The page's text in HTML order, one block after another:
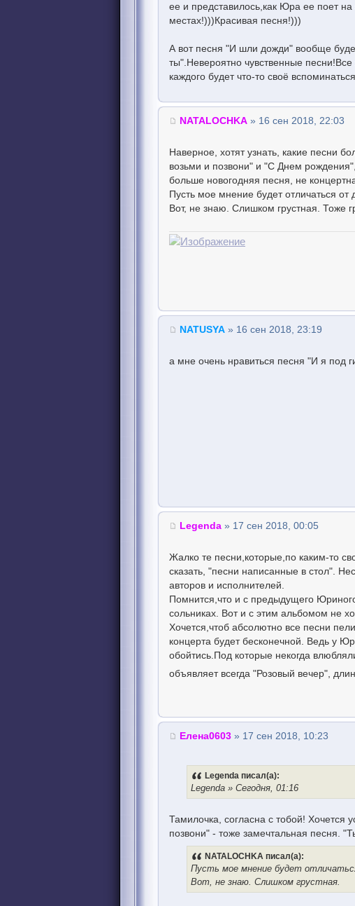
ее и представилось,как Юра ее поет
местах!)))Красивая песня!)))
А вот песня "И шли дожди" вообще
ты".Невероятно чувственные
каждого будет что-то своё вспоминаться.
NATALOCHKA » 16 сен 2018, 22:03
Наверное, хотят узнать, какие песни
возьми и позвони" и "С Днем
больше новогодняя песня, не
Пусть мое мнение будет отличаться
Вот, не знаю. Слишком грустная. Тоже
NATUSYA » 16 сен 2018, 23:19
а мне очень нравиться песня "И я под
Legenda » 17 сен 2018, 00:05
Жалко те песни,которые,по каким-то
сказать, "песни написанные в стол".
авторов и исполнителей.
Помнится,что и с предыдущего
сольниках. Вот и с этим альбомом не
Хочется,чтоб абсолютно все песни
концерта будет бесконечной. Ведь у
обойтись.Под которые некогда
объявляет всегда "Розовый вечер",
Елена0603 » 17 сен 2018, 10:23
Legenda писал(а):
Legenda » Сегодня, 01:16
Тамилочка, согласна с тобой!
позвони" - тоже замечтальная песня.
NATALOCHKA писал(а):
Пусть мое мнение будет
Вот, не знаю. Слишком грустная.